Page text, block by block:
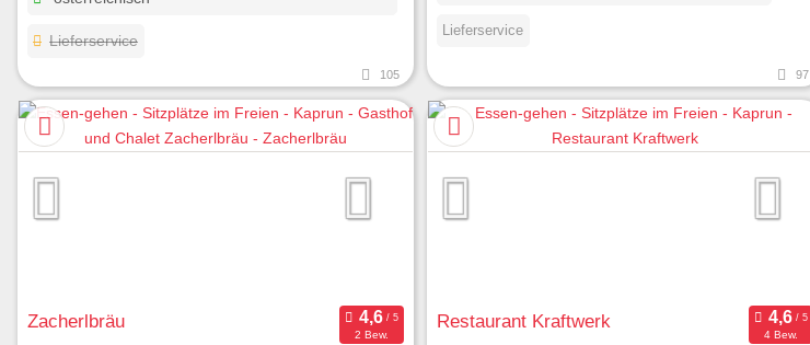
Lieferservice
105
Lieferservice
97
Zacherlbräu
2 Bew.
Restaurant Kraftwerk
4 Bew.